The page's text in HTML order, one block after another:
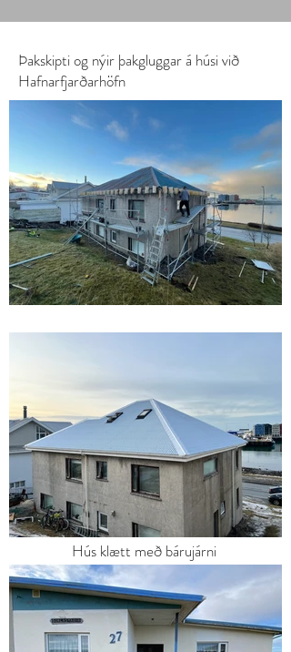
Þakskipti og nýir þakgluggar á húsi við
Hafnarfjarðarhöfn
Hús klætt með bárujárni